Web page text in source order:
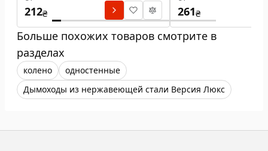
212₴ 261₴
Больше похожих товаров смотрите в
разделах
колено
одностенные
Дымоходы из нержавеющей стали Версия Люкс